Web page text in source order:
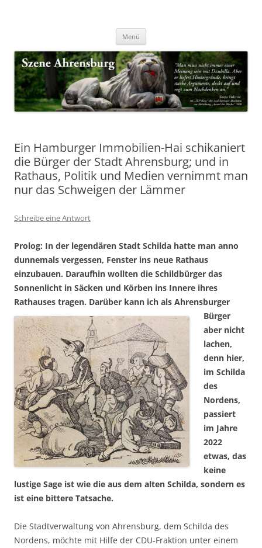
Szene Ahrensburg
Menü
Ein Hamburger Immobilien-Hai schikaniert
die Bürger der Stadt Ahrensburg; und in
Rathaus, Politik und Medien vernimmt man
nur das Schweigen der Lämmer
Schreibe eine Antwort
Prolog: In der legendären Stadt Schilda hatte man anno
dunnemals vergessen, Fenster ins neue Rathaus
einzubauen. Daraufhin wollten die Schildbürger das
Sonnenlicht in Säcken und Körben ins Innere ihres
Rathauses tragen. Darüber kann ich als Ahrensburger
Bürger
aber nicht
lachen,
denn hier,
im Schilda
des
Nordens,
passiert
im Jahre
2022
etwas, das
keine
lustige Sage ist wie die aus dem alten Schilda, sondern es
ist eine bittere Tatsache.
Die Stadtverwaltung von Ahrensburg, dem Schilda des
Nordens, möchte mit Hilfe der CDU-Fraktion unter einem